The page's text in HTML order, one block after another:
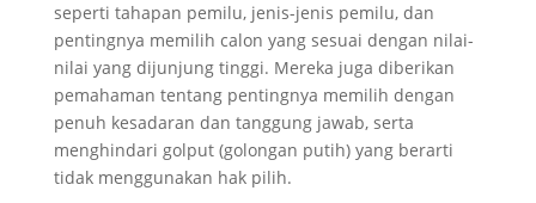
seperti tahapan pemilu, jenis-jenis pemilu, dan
pentingnya memilih calon yang sesuai dengan nilai-
nilai yang dijunjung tinggi. Mereka juga diberikan
pemahaman tentang pentingnya memilih dengan
penuh kesadaran dan tanggung jawab, serta
menghindari golput (golongan putih) yang berarti
tidak menggunakan hak pilih.